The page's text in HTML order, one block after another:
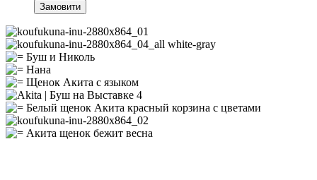
Замовити